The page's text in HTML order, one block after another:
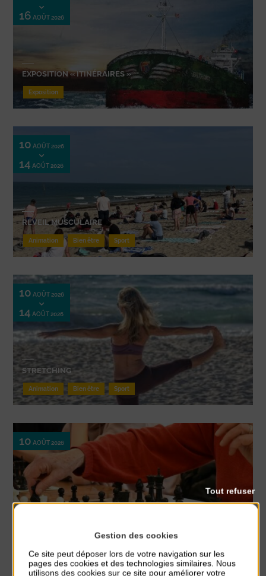
16 AOÛT 2026
EXPOSITION « ITINÉRAIRES »
Exposition
10 AOÛT 2026
14 AOÛT 2026
RÉVEIL MUSCULAIRE
Animation Bien être Sport
10 AOÛT 2026
14 AOÛT 2026
STRETCHING
Animation Bien être Sport
10 AOÛT 2026
Gestion des cookies
Ce site peut déposer lors de votre navigation sur les
pages des cookies et des technologies similaires. Nous
utilisons des cookies sur ce site pour améliorer votre
Tout refuser